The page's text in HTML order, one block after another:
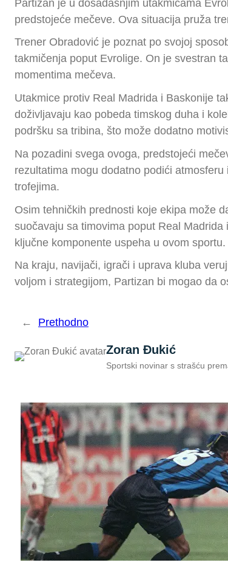
Partizan je u dosadašnjim utakmicama
predstojeće mečeve. Ova situacija pruža
Trener Obradović je poznat po svojoj
takmičenja poput Evrolige. On je svestran
momentima mečeva.
Utakmice protiv Real Madrida i Baskonije
doživljavaju kao pobeda timskog duha i
podršku sa tribina, što može dodatno
Na pozadini svega ovoga, predstojeći
rezultatima mogu dodatno podići
trofejima.
Osim tehničkih prednosti koje ekipa može
suočavaju sa timovima poput Real
ključne komponente uspeha u ovom sportu.
Na kraju, navijači, igrači i uprava kluba
voljom i strategijom, Partizan bi mogao da
← Prethodno
Zoran Đukić
Sportski novinar s strašću